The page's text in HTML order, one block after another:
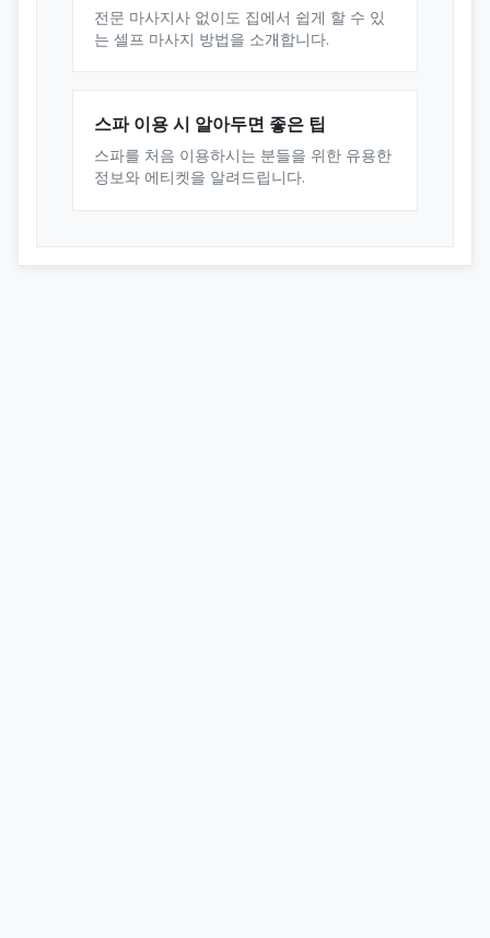
전문 마사지사 없이도 집에서 쉽게 할 수 있
는 셀프 마사지 방법을 소개합니다.
스파 이용 시 알아두면 좋은 팁
스파를 처음 이용하시는 분들을 위한 유용한
정보와 에티켓을 알려드립니다.